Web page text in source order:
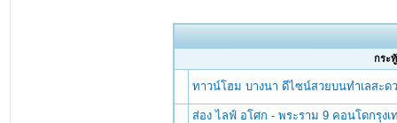
กระ
ทาวน์โฮม บางนา ดีไซน์สวยบนทำเลสะด
ส่อง ไลฟ์ อโศก - พระราม 9 คอนโดกรุง